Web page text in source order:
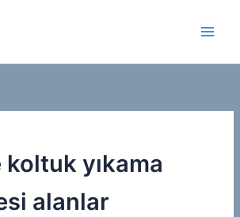
koltuk yıkama
alanlar